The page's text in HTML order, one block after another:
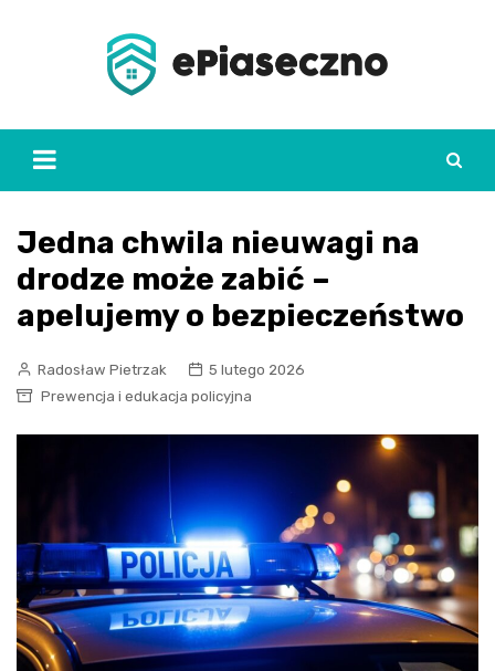
Jedna chwila nieuwagi na
drodze może zabić –
apelujemy o bezpieczeństwo
Radosław Pietrzak
5 lutego 2026
Prewencja i edukacja policyjna